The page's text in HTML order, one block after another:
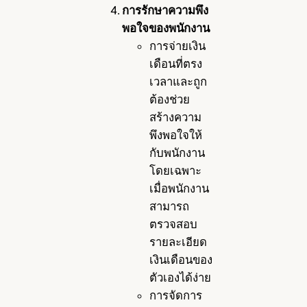
การรักษาความพึง
พอใจของพนักงาน
การจ่ายเงิน
เดือนที่ตรง
เวลาและถูก
ต้องช่วย
สร้างความ
พึงพอใจให้
กับพนักงาน
โดยเฉพาะ
เมื่อพนักงาน
สามารถ
ตรวจสอบ
รายละเอียด
เงินเดือนของ
ตัวเองได้ง่าย
การจัดการ